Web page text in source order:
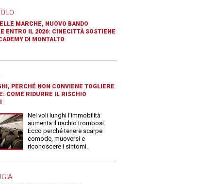
MARCHE, NUOVO BANDO
ENTRO IL 2026: CINECITTÀ SOSTIENE
DI MONTALTO
PERCHÉ NON CONVIENE TOGLIERE
COME RIDURRE IL RISCHIO
Nei voli lunghi l’immobilità
aumenta il rischio trombosi.
Ecco perché tenere scarpe
comode, muoversi e
riconoscere i sintomi.